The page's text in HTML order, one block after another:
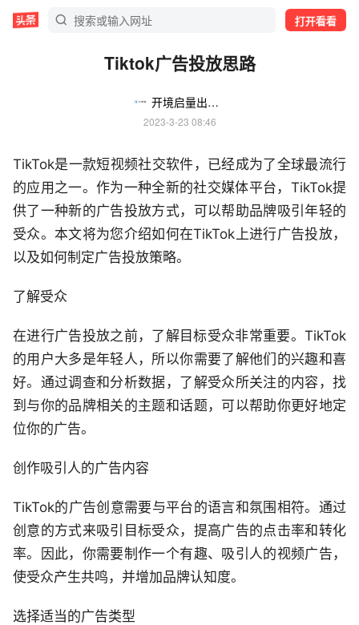
打开看看
Tiktok广告投放思路
开境启量出海营销平台
2023-3-23 08:46
TikTok是一款短视频社交软件，已经成为了全球最流行
的应用之一。作为一种全新的社交媒体平台，TikTok提
供了一种新的广告投放方式，可以帮助品牌吸引年轻的
受众。本文将为您介绍如何在TikTok上进行广告投放，
以及如何制定广告投放策略。
了解受众
在进行广告投放之前，了解目标受众非常重要。TikTok
的用户大多是年轻人，所以你需要了解他们的兴趣和喜
好。通过调查和分析数据，了解受众所关注的内容，找
到与你的品牌相关的主题和话题，可以帮助你更好地定
位你的广告。
创作吸引人的广告内容
TikTok的广告创意需要与平台的语言和氛围相符。通过
创意的方式来吸引目标受众，提高广告的点击率和转化
率。因此，你需要制作一个有趣、吸引人的视频广告，
使受众产生共鸣，并增加品牌认知度。
选择适当的广告类型